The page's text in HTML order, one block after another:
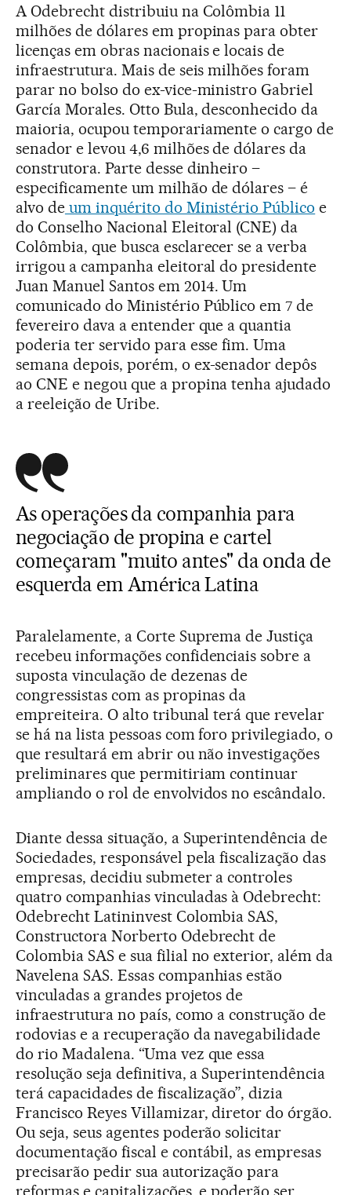
A Odebrecht distribuiu na Colômbia 11
milhões de dólares em propinas para obter
licenças em obras nacionais e locais de
infraestrutura. Mais de seis milhões foram
parar no bolso do ex-vice-ministro Gabriel
García Morales. Otto Bula, desconhecido da
maioria, ocupou temporariamente o cargo de
senador e levou 4,6 milhões de dólares da
construtora. Parte desse dinheiro –
especificamente um milhão de dólares – é
alvo deum inquérito do Ministério Público e
do Conselho Nacional Eleitoral (CNE) da
Colômbia, que busca esclarecer se a verba
irrigou a campanha eleitoral do presidente
Juan Manuel Santos em 2014. Um
comunicado do Ministério Público em 7 de
fevereiro dava a entender que a quantia
poderia ter servido para esse fim. Uma
semana depois, porém, o ex-senador depôs
ao CNE e negou que a propina tenha ajudado
a reeleição de Uribe.
As operações da companhia para
negociação de propina e cartel
começaram "muito antes" da onda de
esquerda em América Latina
Paralelamente, a Corte Suprema de Justiça
recebeu informações confidenciais sobre a
suposta vinculação de dezenas de
congressistas com as propinas da
empreiteira. O alto tribunal terá que revelar
se há na lista pessoas com foro privilegiado, o
que resultará em abrir ou não investigações
preliminares que permitiriam continuar
ampliando o rol de envolvidos no escândalo.
Diante dessa situação, a Superintendência de
Sociedades, responsável pela fiscalização das
empresas, decidiu submeter a controles
quatro companhias vinculadas à Odebrecht:
Odebrecht Latininvest Colombia SAS,
Constructora Norberto Odebrecht de
Colombia SAS e sua filial no exterior, além da
Navelena SAS. Essas companhias estão
vinculadas a grandes projetos de
infraestrutura no país, como a construção de
rodovias e a recuperação da navegabilidade
do rio Madalena. “Uma vez que essa
resolução seja definitiva, a Superintendência
terá capacidades de fiscalização”, dizia
Francisco Reyes Villamizar, diretor do órgão.
Ou seja, seus agentes poderão solicitar
documentação fiscal e contábil, as empresas
precisarão pedir sua autorização para
reformas e capitalizações, e poderão ser